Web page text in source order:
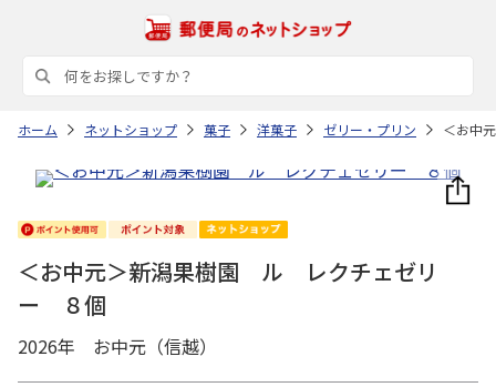
ホーム ネットショップ 菓子 洋菓子 ゼリー・プリン ＜お中
＜お中元＞新潟果樹園 ル レクチェゼリ
ー ８個
2026年 お中元（信越）